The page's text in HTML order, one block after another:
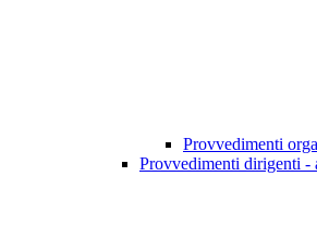
Provvedimenti
Provvedimenti dirigenti -